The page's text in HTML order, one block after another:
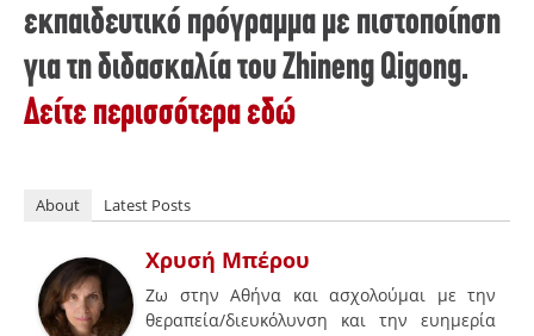
εκπαιδευτικό πρόγραμμα με πιστοποίηση
για τη διδασκαλία του Zhineng Qigong.
Δείτε περισσότερα εδώ
About Latest Posts
Χρυσή Μπέρου
Ζω στην Αθήνα και ασχολούμαι με την
θεραπεία/διευκόλυνση και την ευημερία